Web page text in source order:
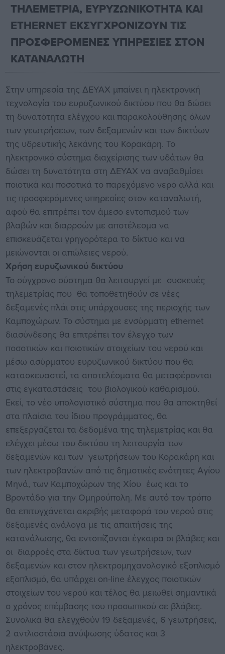
ΤΗΛΕΜΕΤΡΙΑ, ΕΥΡΥΖΩΝΙΚΟΤΗΤΑ ΚΑΙ
ETHERNET ΕΚΣΥΓΧΡΟΝΙΖΟΥΝ ΤΙΣ
ΠΡΟΣΦΕΡΟΜΕΝΕΣ ΥΠΗΡΕΣΙΕΣ ΣΤΟΝ
ΚΑΤΑΝΑΛΩΤΗ
Στην υπηρεσία της ΔΕΥΑΧ μπαίνει η ηλεκτρονική
τεχνολογία του ευρυζωνικού δικτύου που θα δώσει
τη δυνατότητα ελέγχου και παρακολούθησης όλων
των γεωτρήσεων, των δεξαμενών και των δικτύων
της υδρευτικής λεκάνης του Κορακάρη. To
ηλεκτρονικό σύστημα διαχείρισης των υδάτων θα
δώσει τη δυνατότητα στη ΔΕΥΑΧ να αναβαθμίσει
ποιοτικά και ποσοτικά το παρεχόμενο νερό αλλά και
τις προσφερόμενες υπηρεσίες στον καταναλωτή,
αφού θα επιτρέπει τον άμεσο εντοπισμού των
βλαβών και διαρροών με αποτέλεσμα να
επισκευάζεται γρηγορότερα το δίκτυο και να
μειώνονται οι απώλειες νερού.
Χρήση ευρυζωνικού δικτύου
Το σύγχρονο σύστημα θα λειτουργεί με συσκευές
τηλεμετρίας που θα τοποθετηθούν σε νέες
δεξαμενές πλάι στις υπάρχουσες της περιοχής των
Καμποχώρων. Το σύστημα με ενσύρματη ethernet
διασύνδεσης θα επιτρέπει τον έλεγχο των
ποσοτικών και ποιοτικών στοιχείων του νερού και
μέσω ασύρματου ευρυζωνικού δικτύου που θα
κατασκευαστεί, τα αποτελέσματα θα μεταφέρονται
στις εγκαταστάσεις του βιολογικού καθαρισμού.
Εκεί, το νέο υπολογιστικό σύστημα που θα αποκτηθεί
στα πλαίσια του ίδιου προγράμματος, θα
επεξεργάζεται τα δεδομένα της τηλεμετρίας και θα
ελέγχει μέσω του δικτύου τη λειτουργία των
δεξαμενών και των γεωτρήσεων του Κορακάρη και
των ηλεκτροβανών από τις δημοτικές ενότητες Αγίου
Μηνά, των Καμποχώρων της Χίου έως και το
Βροντάδο για την Ομηρούπολη. Με αυτό τον τρόπο
θα επιτυγχάνεται ακριβής μεταφορά του νερού στις
δεξαμενές ανάλογα με τις απαιτήσεις της
κατανάλωσης, θα εντοπίζονται έγκαιρα οι βλάβες και
οι διαρροές στα δίκτυα των γεωτρήσεων, των
δεξαμενών και στον ηλεκτρομηχανολογικό εξοπλισμό
εξοπλισμό, θα υπάρχει on-line έλεγχος ποιοτικών
στοιχείων του νερού και τέλος θα μειωθεί σημαντικά
ο χρόνος επέμβασης του προσωπικού σε βλάβες.
Συνολικά θα ελεγχθούν 19 δεξαμενές, 6 γεωτρήσεις,
2 αντλιοστάσια ανύψωσης ύδατος και 3
ηλεκτροβάνες.